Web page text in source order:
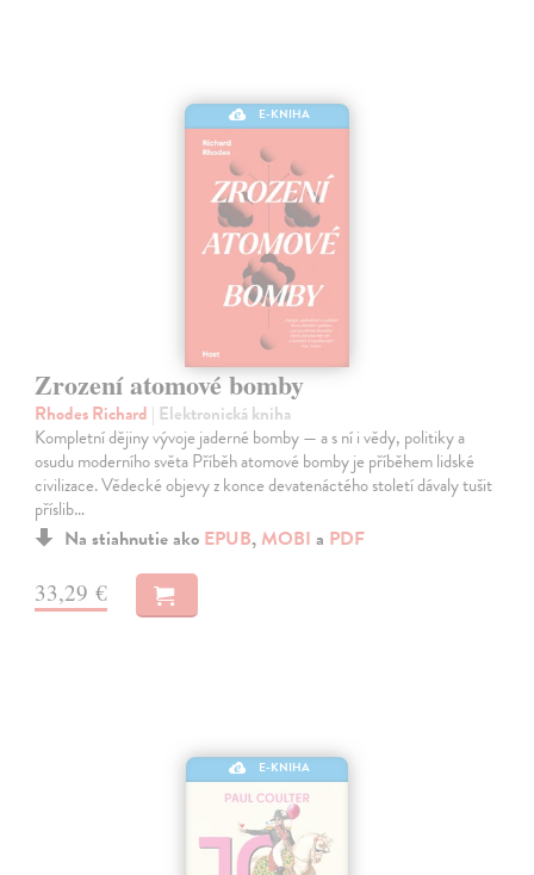
E-KNIHA
Zrození atomové bomby
Rhodes Richard | Elektronická kniha
Kompletní dějiny vývoje jaderné bomby — a s ní i vědy, politiky a
osudu moderního světa Příběh atomové bomby je příběhem lidské
civilizace. Vědecké objevy z konce devatenáctého století dávaly tušit
příslib…
Na stiahnutie ako EPUB, MOBI a PDF
33,29 €
E-KNIHA